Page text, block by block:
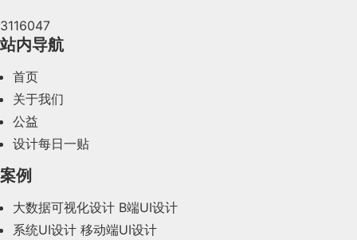
2024年4月(44)
2024年2月(58)
2023年10月(14)
3116047
站内导航
首页
关于我们
公益
设计每日一贴
案例
大数据可视化设计 B端UI设计
系统UI设计 移动端UI设计